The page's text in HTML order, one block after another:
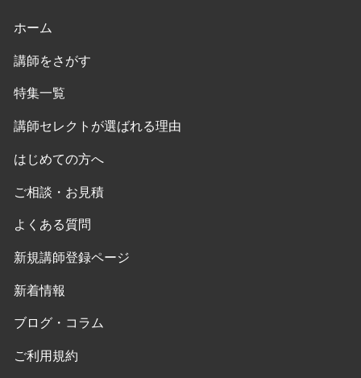
ホーム
講師をさがす
特集一覧
講師セレクトが選ばれる理由
はじめての方へ
ご相談・お見積
よくある質問
新規講師登録ページ
新着情報
ブログ・コラム
ご利用規約